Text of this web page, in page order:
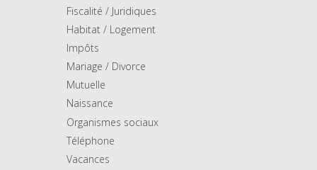
Fiscalité / Juridiques
Habitat / Logement
Impôts
Mariage / Divorce
Mutuelle
Naissance
Organismes sociaux
Téléphone
Vacances